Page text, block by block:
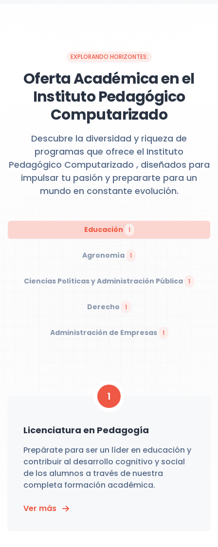
EXPLORANDO HORIZONTES:
Oferta Académica en el
Instituto Pedagógico
Computarizado
Descubre la diversidad y riqueza de
programas que ofrece el Instituto
Pedagógico Computarizado , diseñados para
impulsar tu pasión y prepararte para un
mundo en constante evolución.
Educación 1
Agronomía 1
Ciencias Políticas y Administración Pública 1
Derecho 1
Administración de Empresas 1
1
Licenciatura en Pedagogía
Prepárate para ser un líder en educación y
contribuir al desarrollo cognitivo y social
de los alumnos a través de nuestra
completa formación académica.
Ver más